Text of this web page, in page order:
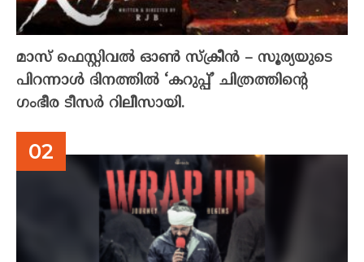
മാസ് ഫെസ്റ്റിവൽ ഓൺ സ്‌ക്രീൻ – സൂര്യയുടെ
പിറന്നാൾ ദിനത്തിൽ ‘കറുപ്പ്’ ചിത്രത്തിന്റെ
ഗംഭീര ടീസർ റിലീസായി.